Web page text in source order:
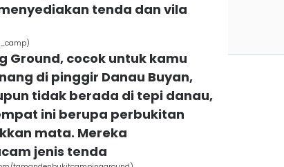
tenda dan vila
Ground, cocok untuk kamu
di pinggir Danau Buyan,
tidak berada di tepi danau,
ini berupa perbukitan
mata. Mereka
jenis tenda